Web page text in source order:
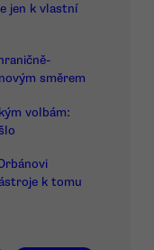
jen k vlastní
směrem
volbám:
k tomu